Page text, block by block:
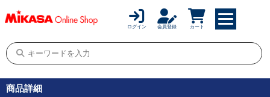
ログイン 会員登録 カート
商品詳細